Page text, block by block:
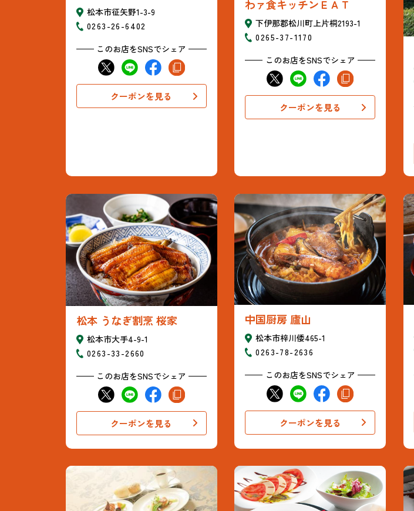
松本市征矢野1-3-9
0263-26-6402
このお店をSNSでシェア
クーポンを見る
わァ食キッチンＥＡＴ
下伊那郡松川町上片桐2193-1
0265-37-1170
このお店をSNSでシェア
クーポンを見る
松本 うなぎ割烹 桜家
松本市大手4-9-1
0263-33-2660
このお店をSNSでシェア
クーポンを見る
中国厨房 廬山
松本市梓川倭465-1
0263-78-2636
このお店をSNSでシェア
クーポンを見る